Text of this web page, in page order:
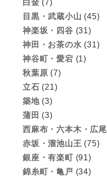
白金 (7)
目黒・武蔵小山 (45)
神楽坂・四谷 (31)
神田・お茶の水 (31)
神谷町・愛宕 (1)
秋葉原 (7)
立石 (21)
築地(3)
蒲田 (3)
西麻布・六本木・広尾
赤坂・溜池山王 (75)
銀座・有楽町 (91)
錦糸町・亀戸 (34)